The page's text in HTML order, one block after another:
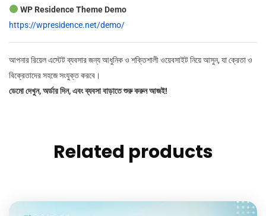
WP Residence Theme Demo
https://wpresidence.net/demo/
আপনার রিয়েল এস্টেট ব্যবসার জন্য আধুনিক ও শক্তিশালী ওয়েবসাইট নিয়ে আসুন, যা ক্রেতা ও
বিক্রেতাদের সহজে সংযুক্ত করবে।
ডেমো দেখুন, অর্ডার দিন, এবং ব্যবসা বাড়াতে শুরু করুন আজই!
Related products